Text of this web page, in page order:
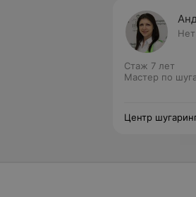
Стаж 7 лет
Мастер по
Центр